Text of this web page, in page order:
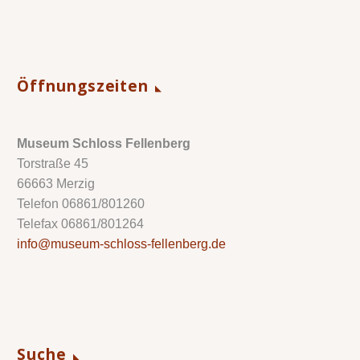
Öffnungszeiten
Museum Schloss Fellenberg
Torstraße 45
66663 Merzig
Telefon 06861/801260
Telefax 06861/801264
info@museum-schloss-fellenberg.de
Suche